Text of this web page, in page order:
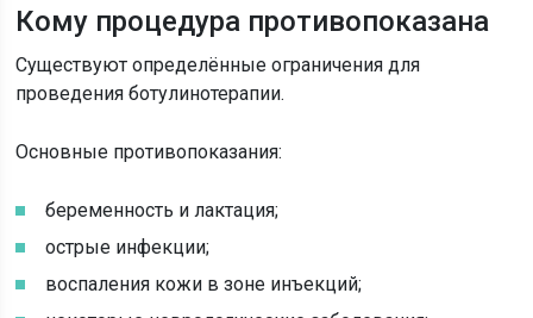
Кому процедура противопоказана
Существуют определённые ограничения для
проведения ботулинотерапии.
Основные противопоказания:
беременность и лактация;
острые инфекции;
воспаления кожи в зоне инъекций;